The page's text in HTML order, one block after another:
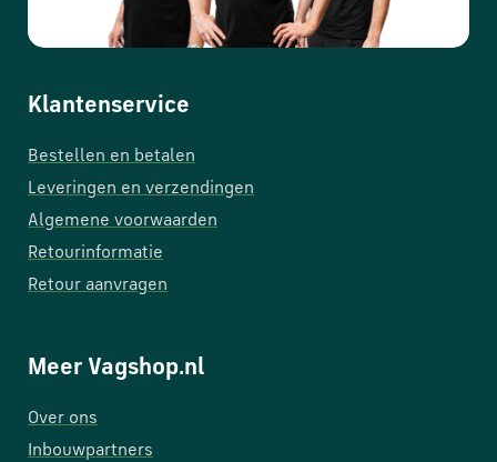
Klantenservice
Bestellen en betalen
Leveringen en verzendingen
Algemene voorwaarden
Retourinformatie
Retour aanvragen
Meer Vagshop.nl
Over ons
Inbouwpartners